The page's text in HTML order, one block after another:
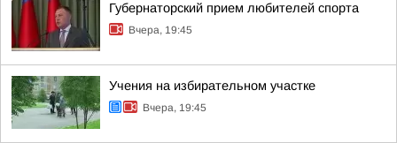
Губернаторский прием любителей спорта
Вчера, 19:45
Учения на избирательном участке
Вчера, 19:45